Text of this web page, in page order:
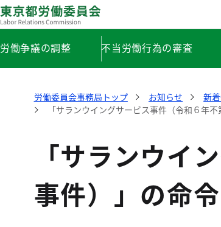
労働争議の調整 不当労働行為の審査
労働委員会事務局トップ お知らせ 新
「サランウイングサービス事件（令和６年
「サランウイ
事件）」の命